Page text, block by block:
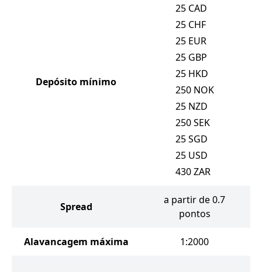
Depósito mínimo
25 CAD
25 CHF
25 EUR
25 GBP
25 HKD
250 NOK
25 NZD
250 SEK
25 SGD
25 USD
430 ZAR
Spread
a partir de 0.7
pontos
Alavancagem máxima 1:2000